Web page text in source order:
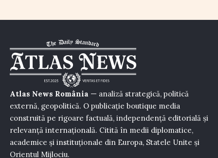
Atlas News România — analiză strategică, politică
externă, geopolitică. O publicație boutique media
construită pe rigoare factuală, independență editorială și
relevanță internațională. Citită în medii diplomatice,
academice și instituționale din Europa, Statele Unite și
Orientul Mijlociu.